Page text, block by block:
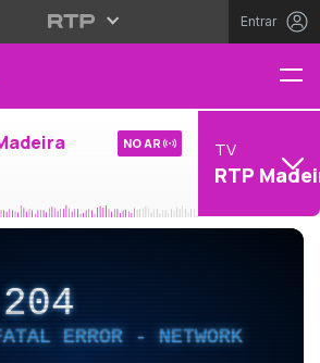
Entrar
NO AR TV
RTP
204
ERROR - NETWORK